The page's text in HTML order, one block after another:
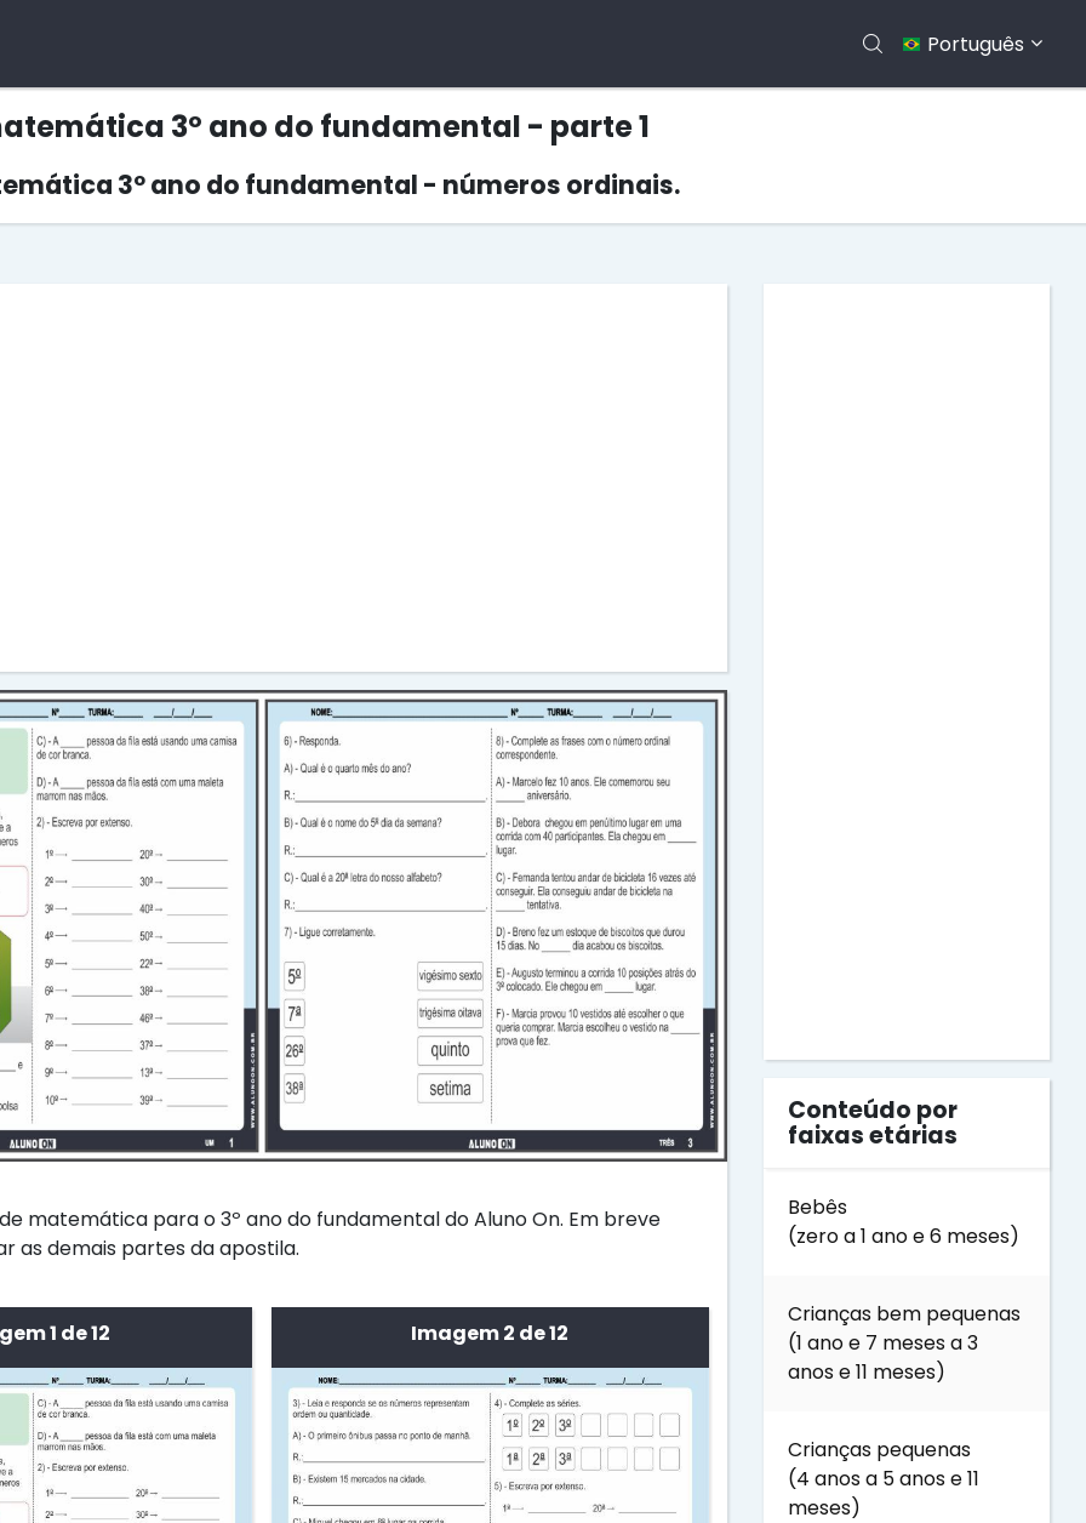
Português
3º ano do fundamental - parte 1
3º ano do fundamental - números ordinais.
matemática para o 3º ano do fundamental do Aluno On. Em breve
as demais partes da apostila.
1 de 12 Imagem 2 de 12
Conteúdo por
faixas etárias
Bebês
(zero a 1 ano e 6 meses)
Crianças bem pequenas
(1 ano e 7 meses a 3
anos e 11 meses)
Crianças pequenas
(4 anos a 5 anos e 11
meses)